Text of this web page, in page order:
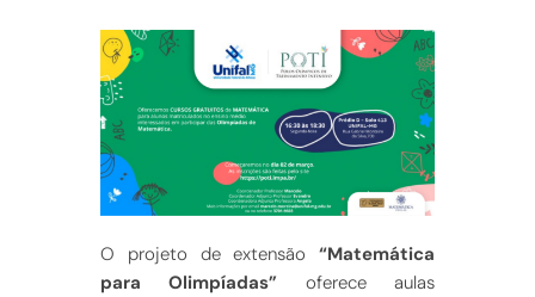
O projeto de extensão “Matemática
para Olimpíadas” oferece aulas